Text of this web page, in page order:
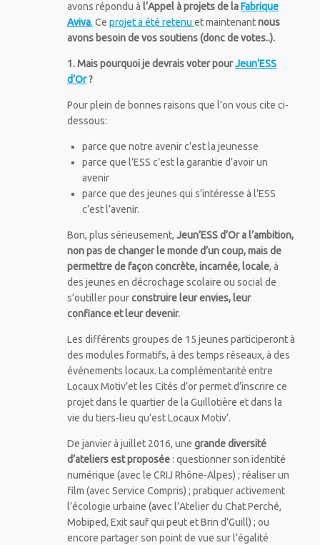
avons répondu à l’Appel à projets de laFabrique
Aviva. Ce projet a été retenu et maintenantnous
avons besoin de vos soutiens (donc de votes..).
1. Mais pourquoi je devrais voter pourJeun’ESS
d’Or?
Pour plein de bonnes raisons que l’on vous cite ci-
dessous:
parce que notre avenir c’est la jeunesse
parce que l’ESS c’est la garantie d’avoir un
avenir
parce que des jeunes qui s’intéresse à l’ESS
c’est l’avenir.
Bon, plus sérieusement, Jeun’ESS d’Or a l’ambition,
non pas de changer le monde d’un coup, mais de
permettre de façon concrète, incarnée, locale, à
des jeunes en décrochage scolaire ou social de
s’outiller pourconstruire leur envies, leur
confiance et leur devenir.
Les différents groupes de 15 jeunes participeront à
des modules formatifs, à des temps réseaux, à des
événements locaux. La complémentarité entre
Locaux Motiv’et les Cités d’or permet d’inscrire ce
projet dans le quartier de la Guillotière et dans la
vie du tiers-lieu qu’est Locaux Motiv’.
De janvier à juillet 2016, une grande diversité
d’ateliers est proposée: questionner son identité
numérique (avec le CRIJ Rhône-Alpes) ; réaliser un
film (avec Service Compris) ; pratiquer activement
l’écologie urbaine (avec l’Atelier du Chat Perché,
Mobiped, Exit sauf qui peut et Brin d’Guill) ; ou
encore partager son point de vue sur l’égalité